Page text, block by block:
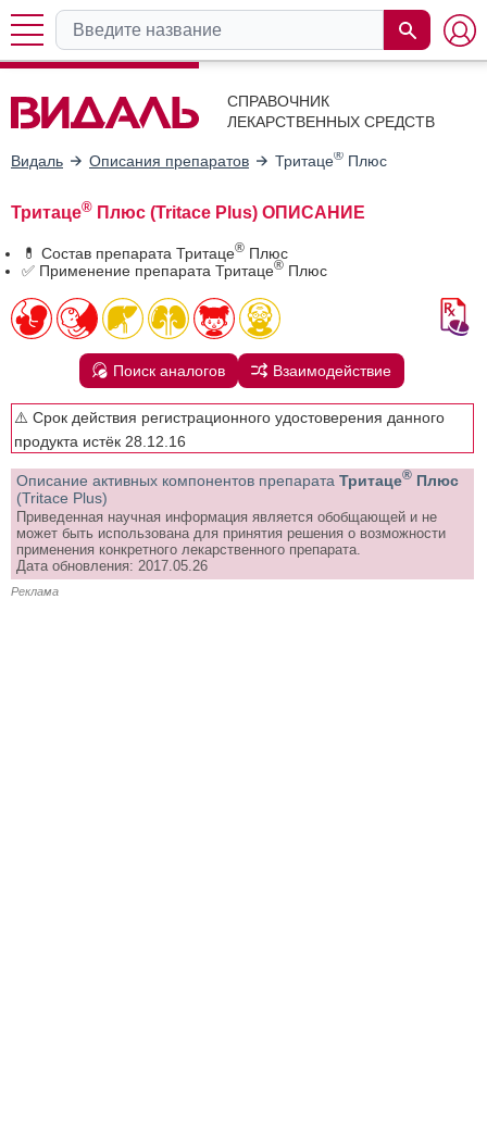
СПРАВОЧНИК
ЛЕКАРСТВЕННЫХ СРЕДСТВ
Видаль Описания препаратов Тритаце® Плюс
Тритаце® Плюс (Tritace Plus) ОПИСАНИЕ
💊 Состав препарата Тритаце® Плюс
✅ Применение препарата Тритаце® Плюс
Поиск аналогов Взаимодействие
⚠️ Срок действия регистрационного удостоверения данного
продукта истёк 28.12.16
Описание активных компонентов препарата Тритаце® Плюс
(Tritace Plus)
Приведенная научная информация является обобщающей и не
может быть использована для принятия решения о возможности
применения конкретного лекарственного препарата.
Дата обновления: 2017.05.26
Реклама